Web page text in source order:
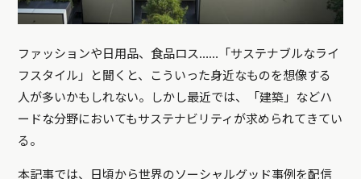
ファッションや日用品、食品ロス……「サステナブルなライ
フスタイル」と聞くと、こういった身近なものを想像する
人が多いかもしれない。しかし最近では、「建築」などハ
ードな分野においてもサステナビリティが求められてきてい
る。
本記事では、日頃から世界のソーシャルグッド事例を配信